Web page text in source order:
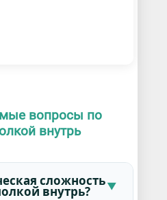
вопросы по
внутрь
сложность
внутрь?